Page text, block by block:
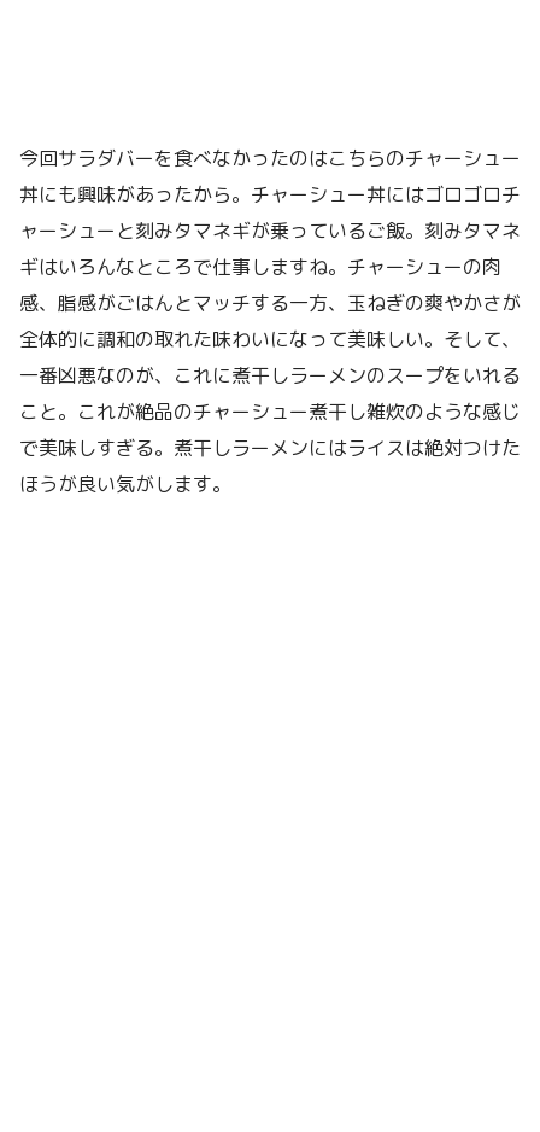
今回サラダバーを食べなかったのはこちらのチャーシュー
丼にも興味があったから。チャーシュー丼にはゴロゴロチ
ャーシューと刻みタマネギが乗っているご飯。刻みタマネ
ギはいろんなところで仕事しますね。チャーシューの肉
感、脂感がごはんとマッチする一方、玉ねぎの爽やかさが
全体的に調和の取れた味わいになって美味しい。そして、
一番凶悪なのが、これに煮干しラーメンのスープをいれる
こと。これが絶品のチャーシュー煮干し雑炊のような感じ
で美味しすぎる。煮干しラーメンにはライスは絶対つけた
ほうが良い気がします。